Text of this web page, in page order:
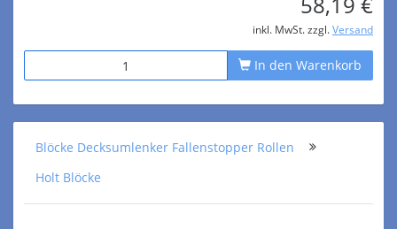
inkl. MwSt. zzgl. Versand
In den Warenkorb
Blöcke Decksumlenker Fallenstopper Rollen
Holt Blöcke